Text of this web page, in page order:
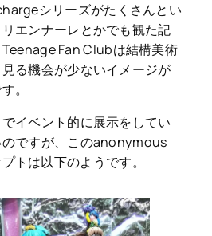
シリーズがたくさんとい
エンナーレとかでも観た記
Fan Clubは結構美術
る機会が少ないイメージが
。
イベント的に展示をしてい
のですが、このanonymous
トは以下のようです。